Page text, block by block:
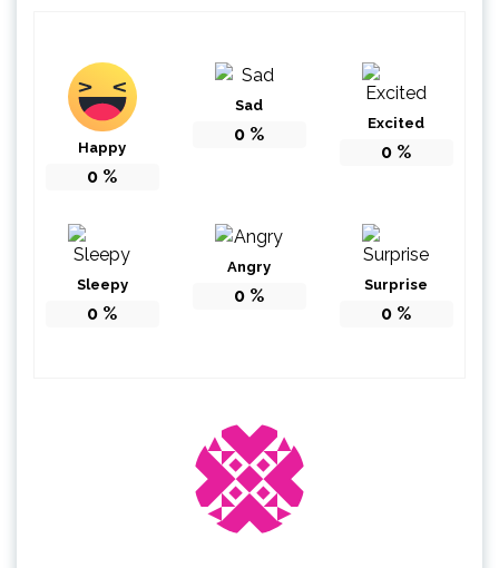
Happy
0 %
Sad
0 %
Excited
0 %
Sleepy
0 %
Angry
0 %
Surprise
0 %